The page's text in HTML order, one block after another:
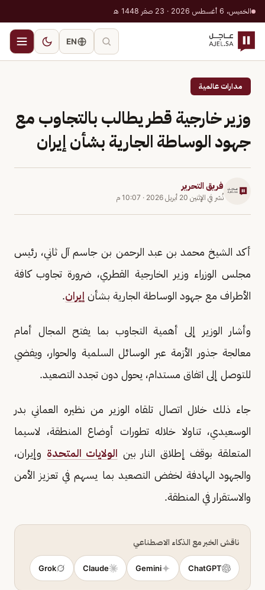
الخميس، 6 أغسطس 2026 · 23 صفر 1448 هـ
EN
مدارات عالمية
وزير خارجية قطر يطالب بالتجاوب مع
جهود الوساطة الجارية بشأن إيران
فريق التحرير
نُشر في الإثنين 20 أبريل 2026 · 10:07 م
أكد الشيخ محمد بن عبد الرحمن بن جاسم آل ثاني، رئيس
مجلس الوزراء وزير الخارجية القطري، ضرورة تجاوب كافة
الأطراف مع جهود الوساطة الجارية بشأن إيران.
وأشار الوزير إلى أهمية التجاوب بما يفتح المجال أمام
معالجة جذور الأزمة عبر الوسائل السلمية والحوار، ويفضي
للتوصل إلى اتفاق مستدام، يحول دون تجدد التصعيد.
جاء ذلك خلال اتصال تلقاه الوزير من نظيره العماني بدر
الوسعيدي، تناولا خلاله تطورات أوضاع المنطقة، لاسيما
المتعلقة بوقف إطلاق النار بين الولايات المتحدة وإيران،
والجهود الهادفة لخفض التصعيد بما يسهم في تعزيز الأمن
والاستقرار في المنطقة.
ناقش الخبر مع الذكاء الاصطناعي
ChatGPT
Gemini
Claude
Grok